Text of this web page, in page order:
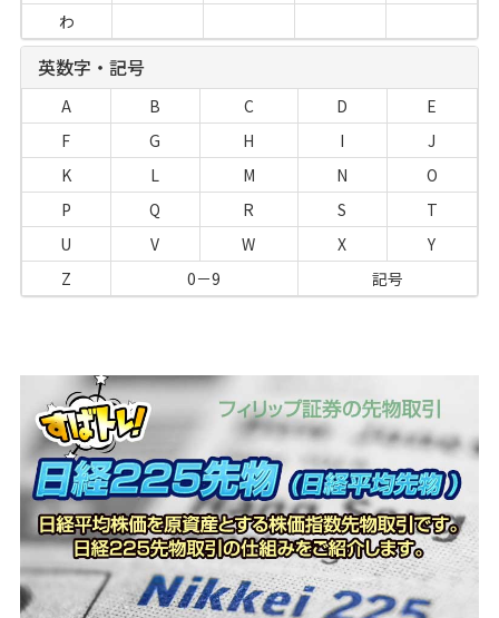
わ
英数字・記号
A B C D
E
F
G H I
J
K
L M N
O
P
Q R S
T
U
V W X
Y
Z
0－9 記号